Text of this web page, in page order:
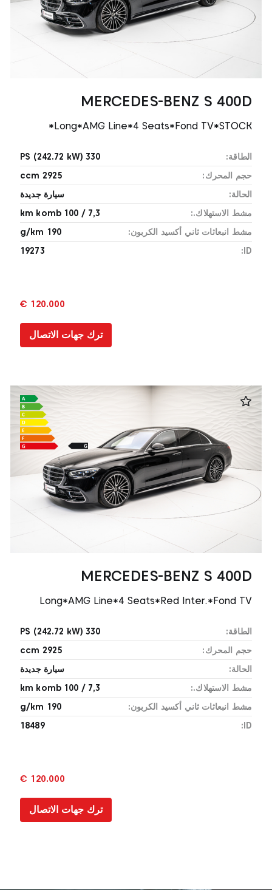
MERCEDES-BENZ S 400D
*Long*AMG Line*4 Seats*Fond TV*STOCK
الطاقة:
330 PS (242.72 kW)
حجم المحرك:
2925 ccm
الحالة:
سيارة جديدة
مشط الاستهلاك.:
7,3 / 100 km komb
مشط انبعاثات ثاني أكسيد الكربون:
190 g/km
ID:
19273
120.000 €
ترك جهات الاتصال
MERCEDES-BENZ S 400D
Long*AMG Line*4 Seats*Red Inter.*Fond TV
الطاقة:
330 PS (242.72 kW)
حجم المحرك:
2925 ccm
الحالة:
سيارة جديدة
مشط الاستهلاك.:
7,3 / 100 km komb
مشط انبعاثات ثاني أكسيد الكربون:
190 g/km
ID:
18489
120.000 €
ترك جهات الاتصال